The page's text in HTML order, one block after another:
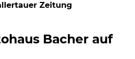
Zeitung
Bacher auf